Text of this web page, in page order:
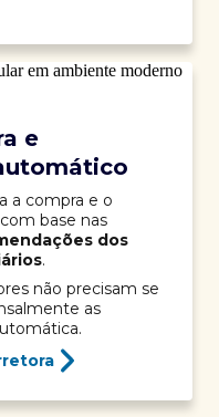
e
a compra e o
base nas
dos
.
não precisam se
as